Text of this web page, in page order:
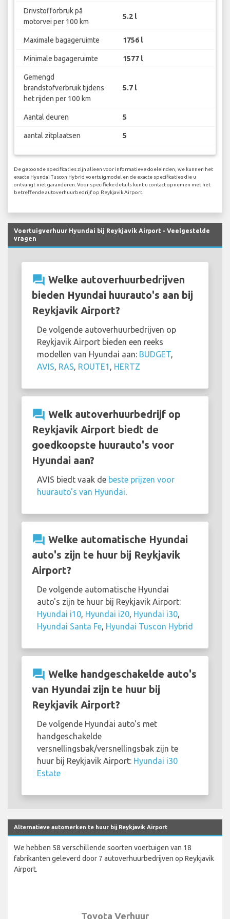
Drivstofforbruk på
motorvei per 100 km
5.2 l
Maximale bagageruimte 1756 l
Minimale bagageruimte 1577 l
Gemengd
brandstofverbruik tijdens
het rijden per 100 km
5.7 l
Aantal deuren 5
aantal zitplaatsen 5
De getoonde specificaties zijn alleen voor informatieve doeleinden, we kunnen het
exacte Hyundai Tuscon Hybrid voertuigmodel en de exacte specificaties die u
ontvangt niet garanderen. Voor specifieke details kunt u contact opnemen met het
betreffende autoverhuurbedrijf op Reykjavik Airport.
Voertuigverhuur Hyundai bij Reykjavik Airport - Veelgestelde
vragen
question_answer Welke autoverhuurbedrijven
bieden Hyundai huurauto's aan bij
Reykjavik Airport?
De volgende autoverhuurbedrijven op
Reykjavik Airport bieden een reeks
modellen van Hyundai aan: BUDGET
AVIS RAS ROUTE1 HERTZ
question_answer Welk autoverhuurbedrijf op
Reykjavik Airport biedt de
goedkoopste huurauto's voor
Hyundai aan?
AVIS biedt vaak de beste prijzen voor
huurauto's van Hyundai
question_answer Welke automatische Hyundai
auto's zijn te huur bij Reykjavik
Airport?
De volgende automatische Hyundai
auto's zijn te huur bij Reykjavik Airport:
Hyundai i10 Hyundai i20 Hyundai i30
Hyundai Santa Fe Hyundai Tuscon Hybrid
question_answer Welke handgeschakelde auto's
van Hyundai zijn te huur bij
Reykjavik Airport?
De volgende Hyundai auto's met
handgeschakelde
versnellingsbak/versnellingsbak zijn te
huur bij Reykjavik Airport: Hyundai i30
Estate
Alternatieve automerken te huur bij Reykjavik Airport
We hebben 58 verschillende soorten voertuigen van 18
fabrikanten geleverd door 7 autoverhuurbedrijven op Reykjavik
Airport.
Toyota Verhuur